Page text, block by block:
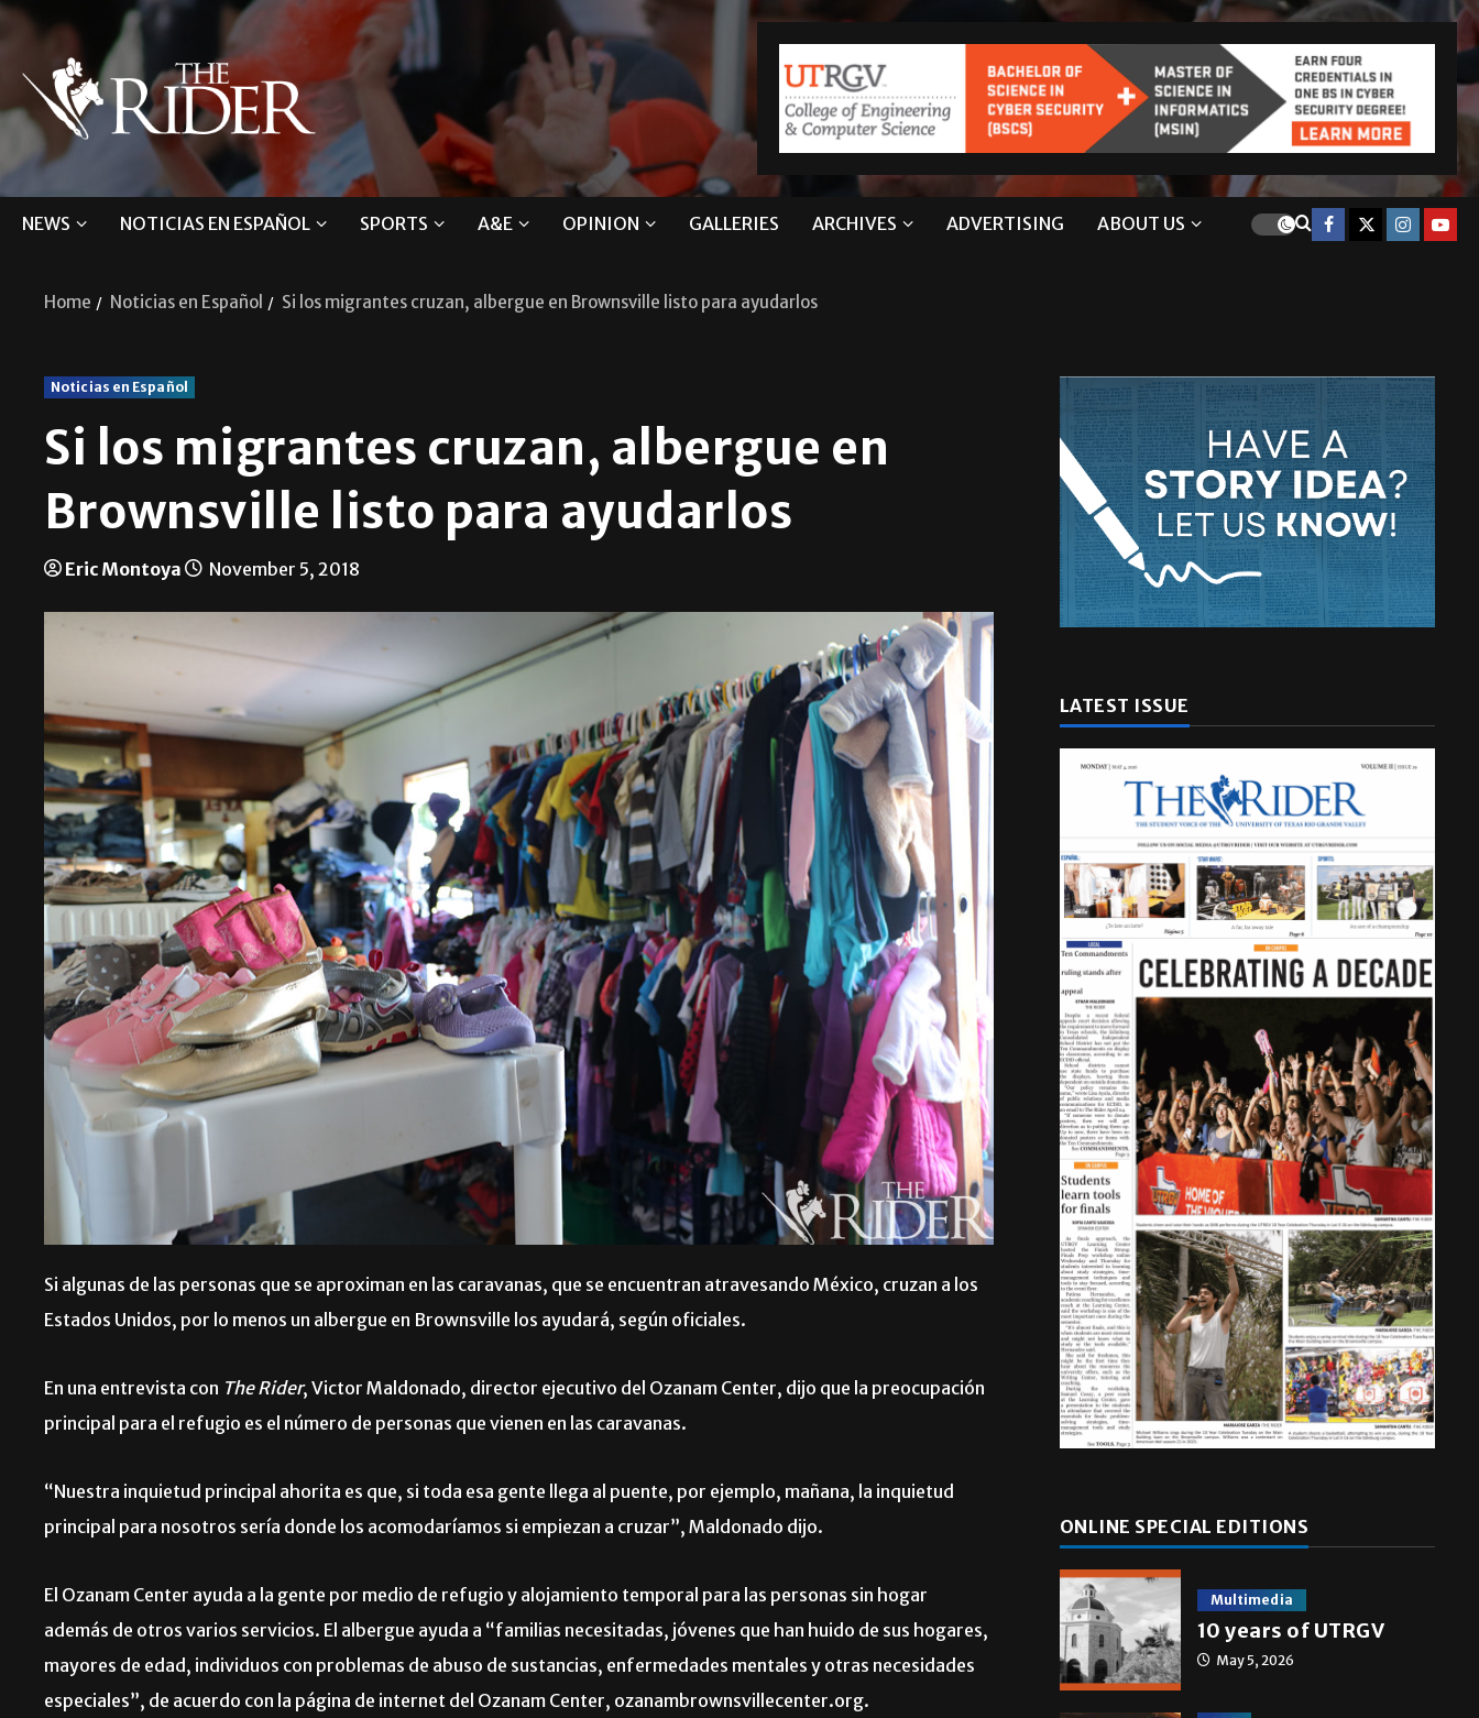
NEWS NOTICIAS EN ESPAÑOL SPORTS A&E OPINION GALLERIES ARCHIVES ADVERTISING ABOUT US
Home Noticias en Español Si los migrantes cruzan, albergue en Brownsville listo para ayudarlos
Noticias en Español
Si los migrantes cruzan, albergue en
Brownsville listo para ayudarlos
Eric Montoya November 5, 2018
Si algunas de las personas que se aproximan en las caravanas, que se encuentran atravesando México, cruzan a los
Estados Unidos, por lo menos un albergue en Brownsville los ayudará, según oficiales.
En una entrevista con The Rider, Victor Maldonado, director ejecutivo del Ozanam Center, dijo que la preocupación
principal para el refugio es el número de personas que vienen en las caravanas.
“Nuestra inquietud principal ahorita es que, si toda esa gente llega al puente, por ejemplo, mañana, la inquietud
principal para nosotros sería donde los acomodaríamos si empiezan a cruzar”, Maldonado dijo.
El Ozanam Center ayuda a la gente por medio de refugio y alojamiento temporal para las personas sin hogar
además de otros varios servicios. El albergue ayuda a “familias necesitadas, jóvenes que han huido de sus hogares,
mayores de edad, individuos con problemas de abuso de sustancias, enfermedades mentales y otras necesidades
especiales”, de acuerdo con la página de internet del Ozanam Center, ozanambrownsvillecenter.org.
LATEST ISSUE
ONLINE SPECIAL EDITIONS
Multimedia
10 years of UTRGV
May 5, 2026